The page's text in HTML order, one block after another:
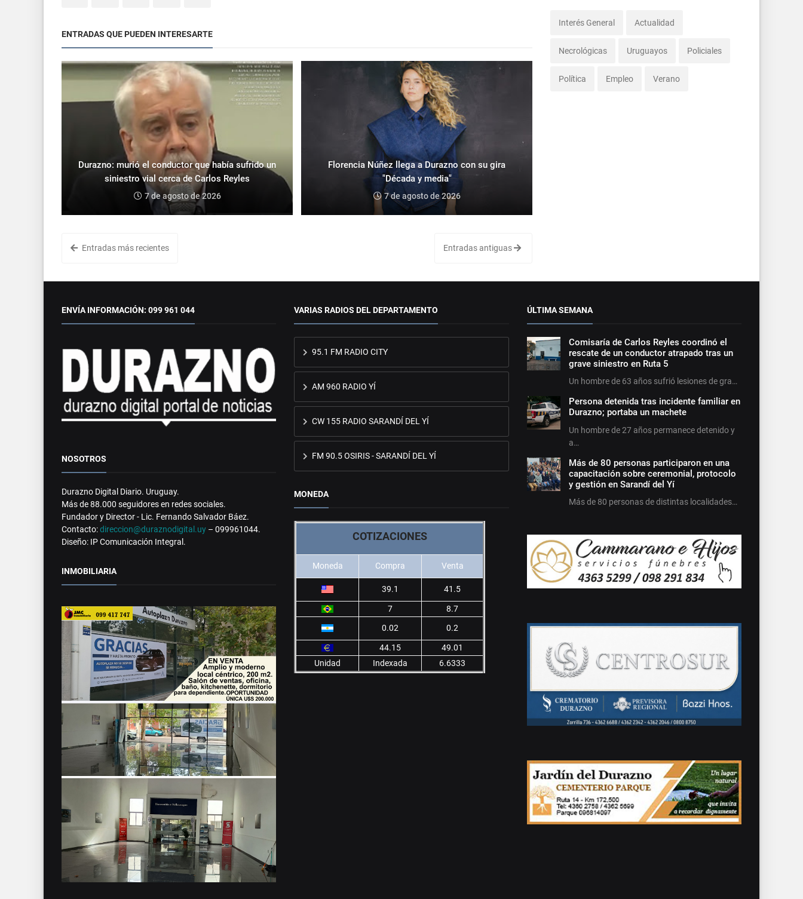
ENTRADAS QUE PUEDEN INTERESARTE
Durazno: murió el conductor que había sufrido un
siniestro vial cerca de Carlos Reyles
7 de agosto de 2026
Florencia Núñez llega a Durazno con su gira
"Década y media"
7 de agosto de 2026
Entradas más recientes Entradas antiguas
Interés General Actualidad
Necrológicas Uruguayos Policiales
Política Empleo Verano
ENVÍA INFORMACIÓN: 099 961 044
NOSOTROS
Durazno Digital Diario. Uruguay.
Más de 88.000 seguidores en redes sociales.
Fundador y Director - Lic. Fernando Salvador Báez.
Contacto:direccion@duraznodigital.uy – 099961044.
Diseño: IP Comunicación Integral.
INMOBILIARIA
VARIAS RADIOS DEL DEPARTAMENTO
95.1 FM RADIO CITY
AM 960 RADIO YÍ
CW 155 RADIO SARANDÍ DEL YÍ
FM 90.5 OSIRIS - SARANDÍ DEL YÍ
MONEDA
COTIZACIONES
Moneda Compra Venta
39.1 41.5
7
8.7
0.02
0.2
44.15
49.01
Unidad
Indexada 6.6333
ÚLTIMA SEMANA
Comisaría de Carlos Reyles coordinó el
rescate de un conductor atrapado tras un
grave siniestro en Ruta 5
Un hombre de 63 años sufrió lesiones de gra…
Persona detenida tras incidente familiar en
Durazno; portaba un machete
Un hombre de 27 años permanece detenido y
a…
Más de 80 personas participaron en una
capacitación sobre ceremonial, protocolo
y gestión en Sarandí del Yí
Más de 80 personas de distintas localidades…